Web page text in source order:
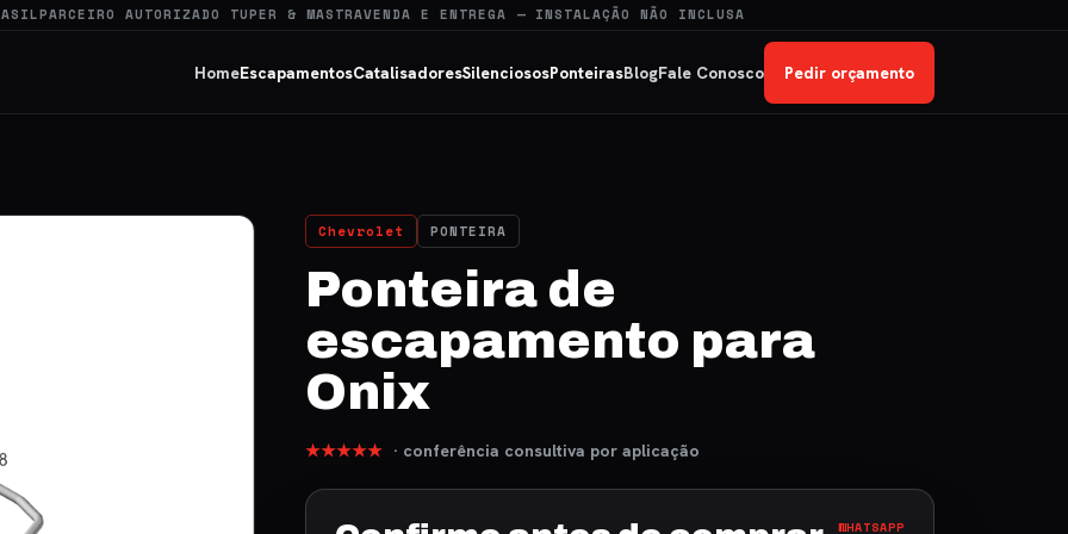
PARCEIRO AUTORIZADO TUPER & MASTRAVENDA E ENTREGA — INSTALAÇÃO NÃO INCLUSA
HomeEscapamentosCatalisadoresSilenciososPonteirasBlogFale Conosco Pedir orçamento
Chevrolet PONTEIRA
Ponteira de
escapamento para
Onix
★★★★★ · conferência consultiva por aplicação
WHATSAPP